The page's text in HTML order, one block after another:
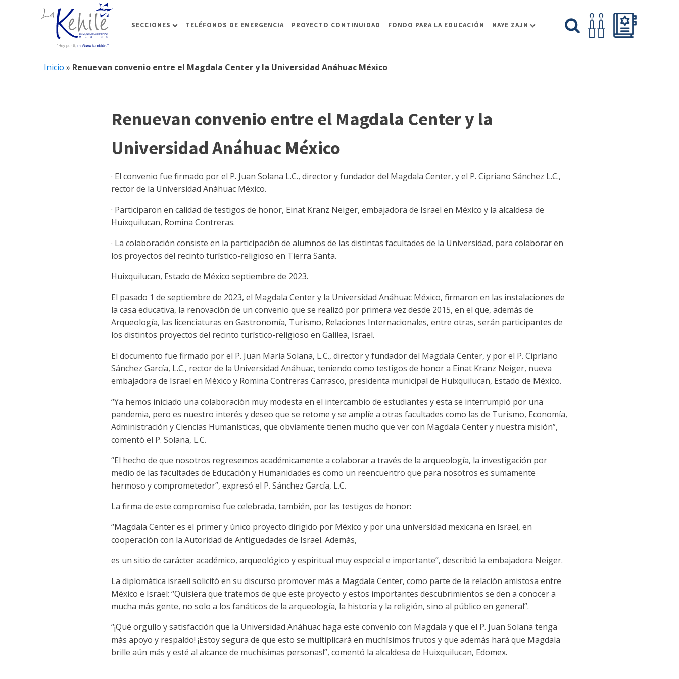
SECCIONES TELÉFONOS DE EMERGENCIA PROYECTO CONTINUIDAD FONDO PARA LA EDUCACIÓN NAYE ZAJN
Inicio » Renuevan convenio entre el Magdala Center y la Universidad Anáhuac México
Renuevan convenio entre el Magdala Center y la
Universidad Anáhuac México
· El convenio fue firmado por el P. Juan Solana L.C., director y fundador del Magdala Center, y el P. Cipriano Sánchez L.C.,
rector de la Universidad Anáhuac México.
· Participaron en calidad de testigos de honor, Einat Kranz Neiger, embajadora de Israel en México y la alcaldesa de
Huixquilucan, Romina Contreras.
· La colaboración consiste en la participación de alumnos de las distintas facultades de la Universidad, para colaborar en
los proyectos del recinto turístico-religioso en Tierra Santa.
Huixquilucan, Estado de México septiembre de 2023.
El pasado 1 de septiembre de 2023, el Magdala Center y la Universidad Anáhuac México, firmaron en las instalaciones de
la casa educativa, la renovación de un convenio que se realizó por primera vez desde 2015, en el que, además de
Arqueología, las licenciaturas en Gastronomía, Turismo, Relaciones Internacionales, entre otras, serán participantes de
los distintos proyectos del recinto turístico-religioso en Galilea, Israel.
El documento fue firmado por el P. Juan María Solana, L.C., director y fundador del Magdala Center, y por el P. Cipriano
Sánchez García, L.C., rector de la Universidad Anáhuac, teniendo como testigos de honor a Einat Kranz Neiger, nueva
embajadora de Israel en México y Romina Contreras Carrasco, presidenta municipal de Huixquilucan, Estado de México.
“Ya hemos iniciado una colaboración muy modesta en el intercambio de estudiantes y esta se interrumpió por una
pandemia, pero es nuestro interés y deseo que se retome y se amplíe a otras facultades como las de Turismo, Economía,
Administración y Ciencias Humanísticas, que obviamente tienen mucho que ver con Magdala Center y nuestra misión”,
comentó el P. Solana, L.C.
“El hecho de que nosotros regresemos académicamente a colaborar a través de la arqueología, la investigación por
medio de las facultades de Educación y Humanidades es como un reencuentro que para nosotros es sumamente
hermoso y comprometedor”, expresó el P. Sánchez García, L.C.
La firma de este compromiso fue celebrada, también, por las testigos de honor:
“Magdala Center es el primer y único proyecto dirigido por México y por una universidad mexicana en Israel, en
cooperación con la Autoridad de Antigüedades de Israel. Además,
es un sitio de carácter académico, arqueológico y espiritual muy especial e importante”, describió la embajadora Neiger.
La diplomática israelí solicitó en su discurso promover más a Magdala Center, como parte de la relación amistosa entre
México e Israel: “Quisiera que tratemos de que este proyecto y estos importantes descubrimientos se den a conocer a
mucha más gente, no solo a los fanáticos de la arqueología, la historia y la religión, sino al público en general”.
“¡Qué orgullo y satisfacción que la Universidad Anáhuac haga este convenio con Magdala y que el P. Juan Solana tenga
más apoyo y respaldo! ¡Estoy segura de que esto se multiplicará en muchísimos frutos y que además hará que Magdala
brille aún más y esté al alcance de muchísimas personas!”, comentó la alcaldesa de Huixquilucan, Edomex.